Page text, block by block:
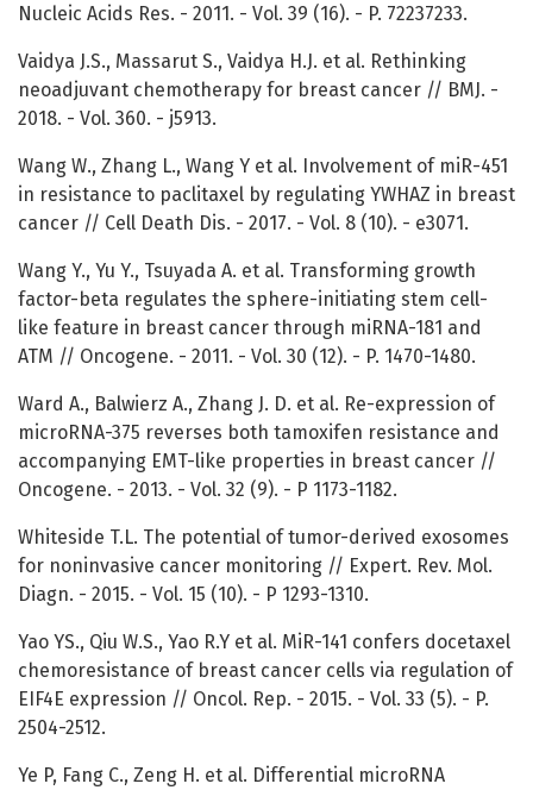
Nucleic Acids Res. - 2011. - Vol. 39 (16). - P. 72237233.
Vaidya J.S., Massarut S., Vaidya H.J. et al. Rethinking
neoadjuvant chemotherapy for breast cancer // BMJ. -
2018. - Vol. 360. - j5913.
Wang W., Zhang L., Wang Y et al. Involvement of miR-451
in resistance to paclitaxel by regulating YWHAZ in breast
cancer // Cell Death Dis. - 2017. - Vol. 8 (10). - e3071.
Wang Y., Yu Y., Tsuyada A. et al. Transforming growth
factor-beta regulates the sphere-initiating stem cell-
like feature in breast cancer through miRNA-181 and
ATM // Oncogene. - 2011. - Vol. 30 (12). - P. 1470-1480.
Ward A., Balwierz A., Zhang J. D. et al. Re-expression of
microRNA-375 reverses both tamoxifen resistance and
accompanying EMT-like properties in breast cancer //
Oncogene. - 2013. - Vol. 32 (9). - P 1173-1182.
Whiteside T.L. The potential of tumor-derived exosomes
for noninvasive cancer monitoring // Expert. Rev. Mol.
Diagn. - 2015. - Vol. 15 (10). - P 1293-1310.
Yao YS., Qiu W.S., Yao R.Y et al. MiR-141 confers docetaxel
chemoresistance of breast cancer cells via regulation of
EIF4E expression // Oncol. Rep. - 2015. - Vol. 33 (5). - P.
2504-2512.
Ye P, Fang C., Zeng H. et al. Differential microRNA